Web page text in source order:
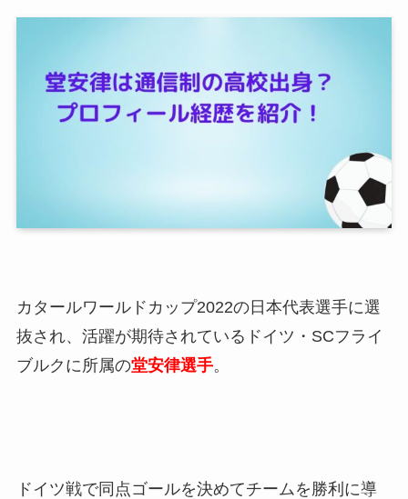
カタールワールドカップ2022の日本代表選手に選
抜され、活躍が期待されているドイツ・SCフライ
ブルクに所属の堂安律選手。
ドイツ戦で同点ゴールを決めてチームを勝利に導